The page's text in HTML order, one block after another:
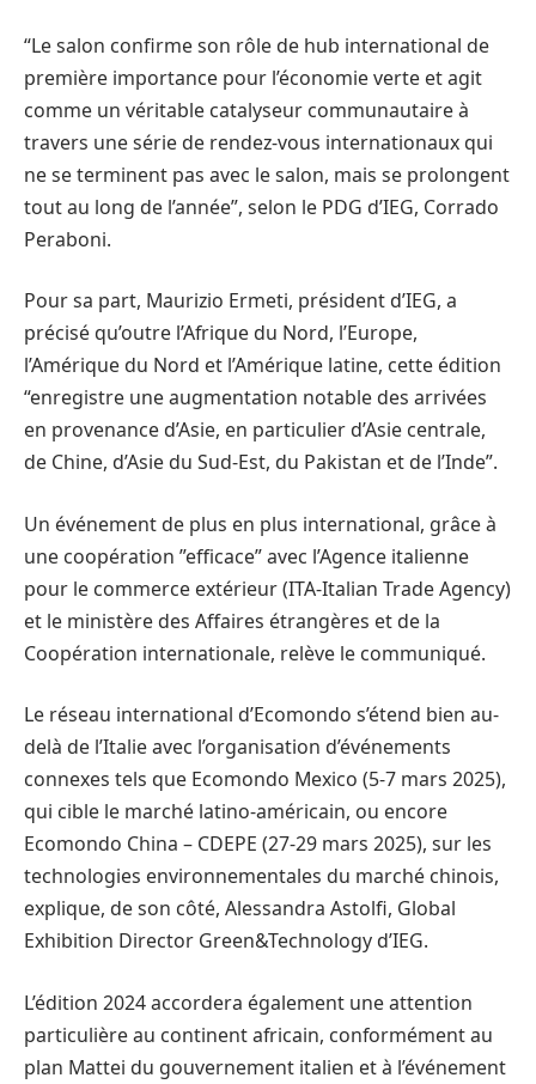
“Le salon confirme son rôle de hub international de
première importance pour l’économie verte et agit
comme un véritable catalyseur communautaire à
travers une série de rendez-vous internationaux qui
ne se terminent pas avec le salon, mais se prolongent
tout au long de l’année”, selon le PDG d’IEG, Corrado
Peraboni.
Pour sa part, Maurizio Ermeti, président d’IEG, a
précisé qu’outre l’Afrique du Nord, l’Europe,
l’Amérique du Nord et l’Amérique latine, cette édition
“enregistre une augmentation notable des arrivées
en provenance d’Asie, en particulier d’Asie centrale,
de Chine, d’Asie du Sud-Est, du Pakistan et de l’Inde”.
Un événement de plus en plus international, grâce à
une coopération ”efficace” avec l’Agence italienne
pour le commerce extérieur (ITA-Italian Trade Agency)
et le ministère des Affaires étrangères et de la
Coopération internationale, relève le communiqué.
Le réseau international d’Ecomondo s’étend bien au-
delà de l’Italie avec l’organisation d’événements
connexes tels que Ecomondo Mexico (5-7 mars 2025),
qui cible le marché latino-américain, ou encore
Ecomondo China – CDEPE (27-29 mars 2025), sur les
technologies environnementales du marché chinois,
explique, de son côté, Alessandra Astolfi, Global
Exhibition Director Green&Technology d’IEG.
L’édition 2024 accordera également une attention
particulière au continent africain, conformément au
plan Mattei du gouvernement italien et à l’événement